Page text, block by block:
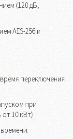
(120 дБ,
AES-256 и
переключения
при
10 кВт)